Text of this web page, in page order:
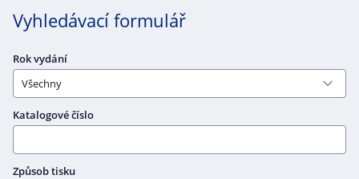
Vyhledávací formulář
Rok vydání
Katalogové číslo
Způsob tisku